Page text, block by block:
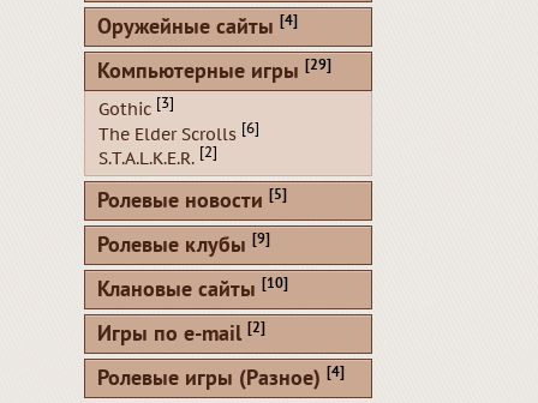
Оружейные сайты [4]
Компьютерные игры [29]
Gothic [3]
The Elder Scrolls [6]
S.T.A.L.K.E.R. [2]
Ролевые новости [5]
Ролевые клубы [9]
Клановые сайты [10]
Игры по e-mail [2]
Ролевые игры (Разное) [4]